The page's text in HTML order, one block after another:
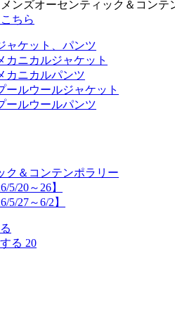
ンズオーセンティック＆コンテ
ちら
ク＆コンテンポラリー
5/20～26】
5/27～6/2】
20